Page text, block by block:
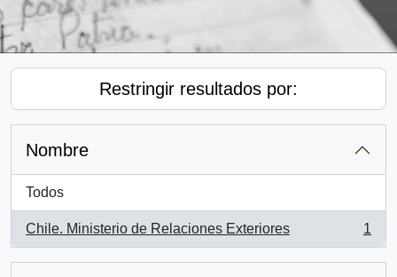
Restringir resultados por:
Nombre
Todos
Chile. Ministerio de Relaciones Exteriores
, 1 resultados
1